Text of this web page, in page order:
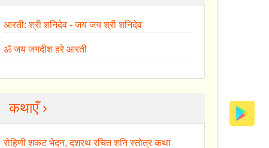
आरती: श्री शनिदेव - जय जय श्री शनिदेव
ॐ जय जगदीश हरे आरती
कथाएँ ›
रोहिणी शकट भेदन, दशरथ रचित शनि स्तोत्र कथा